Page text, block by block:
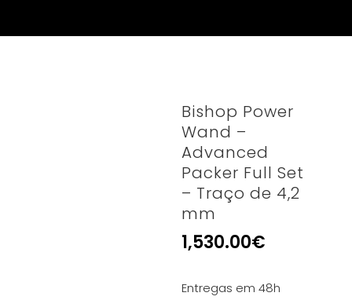
Bishop Power
Wand –
Advanced
Packer Full Set
– Traço de 4,2
mm
1,530.00€
Entregas em 48h